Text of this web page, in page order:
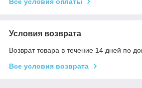
Условия возврата
Возврат товара в течение 14 дней по
Все условия возврата